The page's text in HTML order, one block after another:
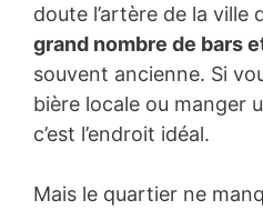
doute l’artère de la ville
grand nombre de bars
souvent ancienne. Si
bière locale ou manger
c’est l’endroit idéal.
Mais le quartier ne